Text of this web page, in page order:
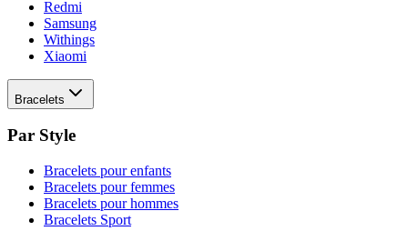
Redmi
Samsung
Withings
Xiaomi
Bracelets
Par Style
Bracelets pour enfants
Bracelets pour femmes
Bracelets pour hommes
Bracelets Sport